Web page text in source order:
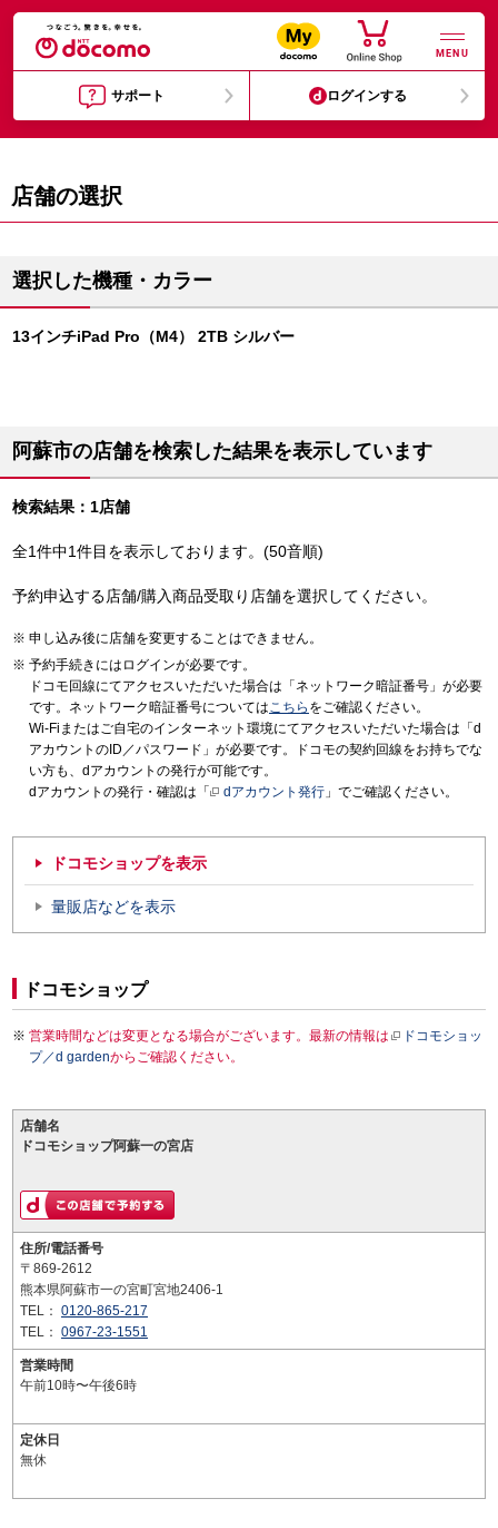
MENU
サポート ログインする
店舗の選択
選択した機種・カラー
13インチiPad Pro（M4） 2TB シルバー
阿蘇市の店舗を検索した結果を表示しています
検索結果：1店舗
全1件中1件目を表示しております。(50音順)
予約申込する店舗/購入商品受取り店舗を選択してください。
申し込み後に店舗を変更することはできません。
予約手続きにはログインが必要です。
ドコモ回線にてアクセスいただいた場合は「ネットワーク暗証番号」が必要
です。ネットワーク暗証番号についてはこちら をご確認ください。
Wi-Fiまたはご自宅のインターネット環境にてアクセスいただいた場合は「d
アカウントのID／パスワード」が必要です。ドコモの契約回線をお持ちでな
い方も、dアカウントの発行が可能です。
dアカウントの発行・確認は「
dアカウント発行 」でご確認ください。
ドコモショップを表示
量販店などを表示
ドコモショップ
営業時間などは変更となる場合がございます。最新の情報は
ドコモショッ
プ／d gardenからご確認ください。
店舗名
ドコモショップ阿蘇一の宮店
住所/電話番号
〒869-2612
熊本県阿蘇市一の宮町宮地2406-1
TEL： 0120-865-217
TEL： 0967-23-1551
営業時間
午前10時〜午後6時
定休日
無休